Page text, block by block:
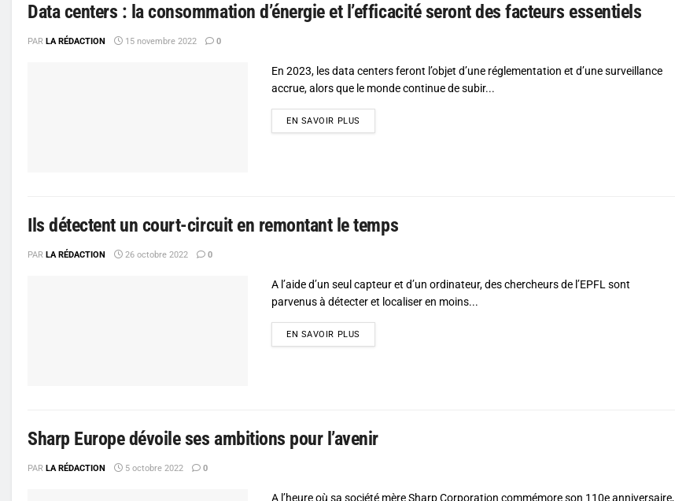
Data centers : la consommation d’énergie et l’efficacité seront des facteurs essentiels
PAR LA RÉDACTION 15 novembre 2022 0
En 2023, les data centers feront l’objet d’une réglementation et d’une surveillance
accrue, alors que le monde continue de subir...
EN SAVOIR PLUS
Ils détectent un court-circuit en remontant le temps
PAR LA RÉDACTION 26 octobre 2022 0
A l’aide d’un seul capteur et d’un ordinateur, des chercheurs de l’EPFL sont
parvenus à détecter et localiser en moins...
EN SAVOIR PLUS
Sharp Europe dévoile ses ambitions pour l’avenir
PAR LA RÉDACTION 5 octobre 2022 0
A l’heure où sa société mère Sharp Corporation commémore son 110e anniversaire,